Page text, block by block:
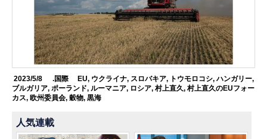
2023/5/8 .国際 EU, ウクライナ, スロバキア, トウモロコシ,ハンガリー,
ブルガリア,ポーランド,ルーマニア, ロシア,村上直久,村上直久のEUフォー
カス, 欧州委員会,穀物,黒海
人気連載